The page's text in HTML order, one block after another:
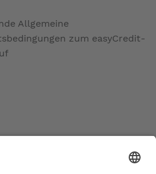
Allgemeine
zum easyCredit-